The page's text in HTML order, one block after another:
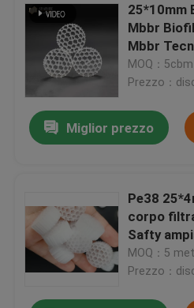
25*10mm
Mbbr
Mbbr
MOQ：5cbm
Prezzo：
Miglior prezzo
Pe38
corpo
Safty
MOQ：5
Prezzo：